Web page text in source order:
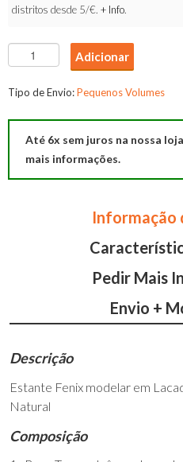
distritos desde 5/€. + Info.
Quantidade
de
Estante
Adicionar
Tipo de Envio:Pequenos Volumes
Até 6x sem juros na nossa
mais informações.
Informação
Pedir Mais
Envio +
Descrição
Estante Fenix modelar em
Natural
Composição